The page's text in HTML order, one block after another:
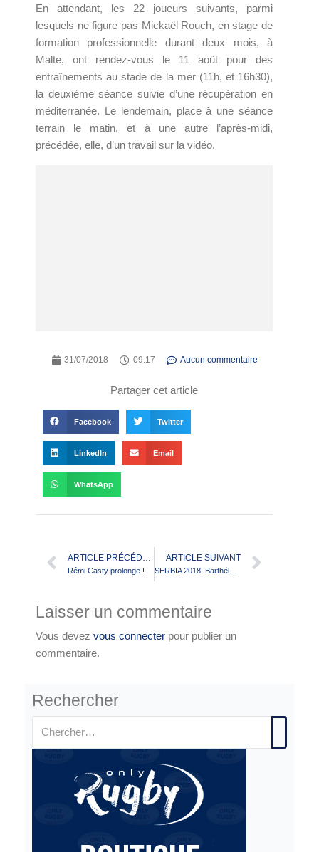
En attendant, les 22 joueurs suivants, parmi
lesquels ne figure pas Mickaël Rouch, en stage de
formation professionnelle durant deux mois, à
Malte, ont rendez-vous le 11 août pour des
entraînements au stade de la mer (11h, et 16h30),
la deuxième séance suivie d’une récupération en
méditerranée. Le lendemain, place à une séance
terrain le matin, et à une autre l’après-midi,
précédée, elle, d’un travail sur la vidéo.
31/07/2018 09:17 Aucun commentaire
Partager cet article
Facebook Twitter
LinkedIn Email
WhatsApp
ARTICLE PRÉCÉDENT
Rémi Casty prolonge !
ARTICLE SUIVANT
Laisser un commentaire
Vous devez vous connecter pour publier un
commentaire.
Rechercher